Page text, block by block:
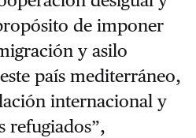
de imponer
y asilo
país mediterráneo,
internacional y
refugiados”,